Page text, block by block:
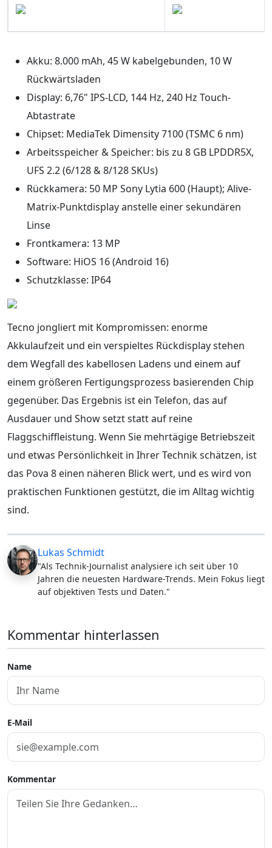
Akku: 8.000 mAh, 45 W kabelgebunden, 10 W
Rückwärtsladen
Display: 6,76" IPS-LCD, 144 Hz, 240 Hz Touch-
Abtastrate
Chipset: MediaTek Dimensity 7100 (TSMC 6 nm)
Arbeitsspeicher & Speicher: bis zu 8 GB LPDDR5X,
UFS 2.2 (6/128 & 8/128 SKUs)
Rückkamera: 50 MP Sony Lytia 600 (Haupt); Alive-
Matrix-Punktdisplay anstelle einer sekundären
Linse
Frontkamera: 13 MP
Software: HiOS 16 (Android 16)
Schutzklasse: IP64
Tecno jongliert mit Kompromissen: enorme
Akkulaufzeit und ein verspieltes Rückdisplay stehen
dem Wegfall des kabellosen Ladens und einem auf
einem größeren Fertigungsprozess basierenden Chip
gegenüber. Das Ergebnis ist ein Telefon, das auf
Ausdauer und Show setzt statt auf reine
Flaggschiffleistung. Wenn Sie mehrtägige Betriebszeit
und etwas Persönlichkeit in Ihrer Technik schätzen, ist
das Pova 8 einen näheren Blick wert, und es wird von
praktischen Funktionen gestützt, die im Alltag wichtig
sind.
Lukas Schmidt
"Als Technik-Journalist analysiere ich seit über 10
Jahren die neuesten Hardware-Trends. Mein Fokus liegt
auf objektiven Tests und Daten."
Kommentar hinterlassen
Name
E-Mail
Kommentar